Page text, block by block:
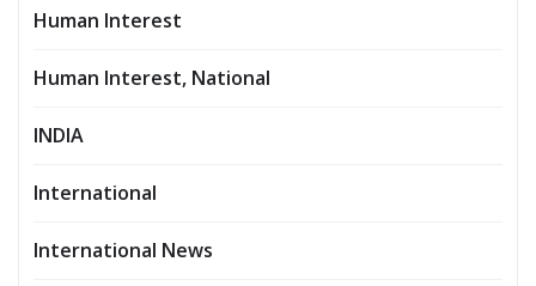
Human Interest
Human Interest, National
INDIA
International
International News